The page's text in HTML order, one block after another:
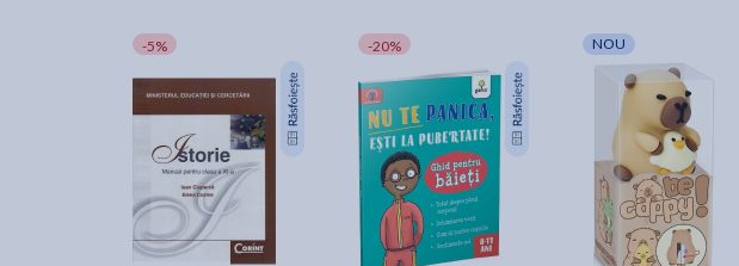
-5% -20% NOU